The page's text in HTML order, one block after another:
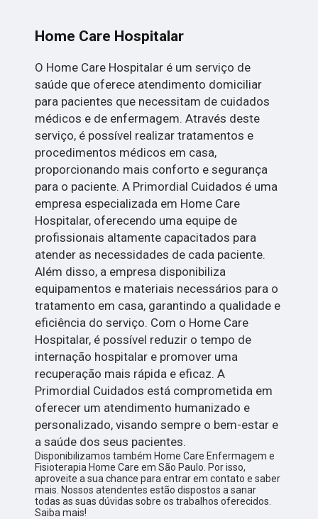
Home Care Hospitalar
O Home Care Hospitalar é um serviço de
saúde que oferece atendimento domiciliar
para pacientes que necessitam de cuidados
médicos e de enfermagem. Através deste
serviço, é possível realizar tratamentos e
procedimentos médicos em casa,
proporcionando mais conforto e segurança
para o paciente. A Primordial Cuidados é uma
empresa especializada em Home Care
Hospitalar, oferecendo uma equipe de
profissionais altamente capacitados para
atender as necessidades de cada paciente.
Além disso, a empresa disponibiliza
equipamentos e materiais necessários para o
tratamento em casa, garantindo a qualidade e
eficiência do serviço. Com o Home Care
Hospitalar, é possível reduzir o tempo de
internação hospitalar e promover uma
recuperação mais rápida e eficaz. A
Primordial Cuidados está comprometida em
oferecer um atendimento humanizado e
personalizado, visando sempre o bem-estar e
a saúde dos seus pacientes.
Disponibilizamos também Home Care Enfermagem e
Fisioterapia Home Care em São Paulo. Por isso,
aproveite a sua chance para entrar em contato e saber
mais. Nossos atendentes estão dispostos a sanar
todas as suas dúvidas sobre os trabalhos oferecidos.
Saiba mais!